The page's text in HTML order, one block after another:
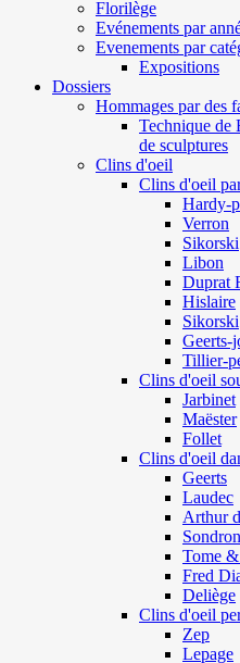
Florilège
Evénements par
Evenements par
Expositions
Dossiers
Hommages par des
Technique de
de sculptures
Clins d'oeil
Clins d'oeil
Hardy-
Verron
Sikorski
Libon
Duprat
Hislaire
Sikorski
Geerts-
Tillier-
Clins d'oeil
Jarbinet
Maëster
Follet
Clins d'oeil
Geerts
Laudec
Arthur
Sondron
Tome
Fred
Deliège
Clins d'oeil
Zep
Lepage